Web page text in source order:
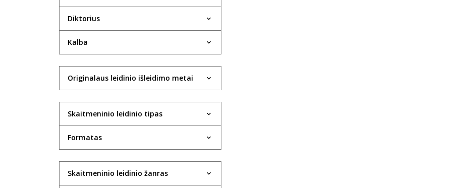
Diktorius
Kalba
Originalaus leidinio išleidimo metai
Skaitmeninio leidinio tipas
Formatas
Skaitmeninio leidinio žanras